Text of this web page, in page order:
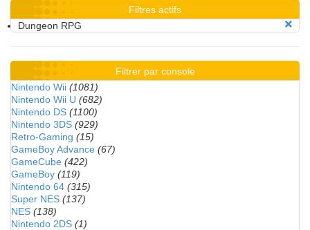
Filtres actifs
Dungeon RPG
Filtrer par console
Nintendo Wii (1081)
Nintendo Wii U (682)
Nintendo DS (1100)
Nintendo 3DS (929)
Retro-Gaming (15)
GameBoy Advance (67)
GameCube (422)
GameBoy (119)
Nintendo 64 (315)
Super NES (137)
NES (138)
Nintendo 2DS (1)